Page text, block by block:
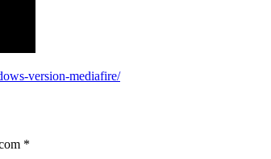
version-mediafire/
*